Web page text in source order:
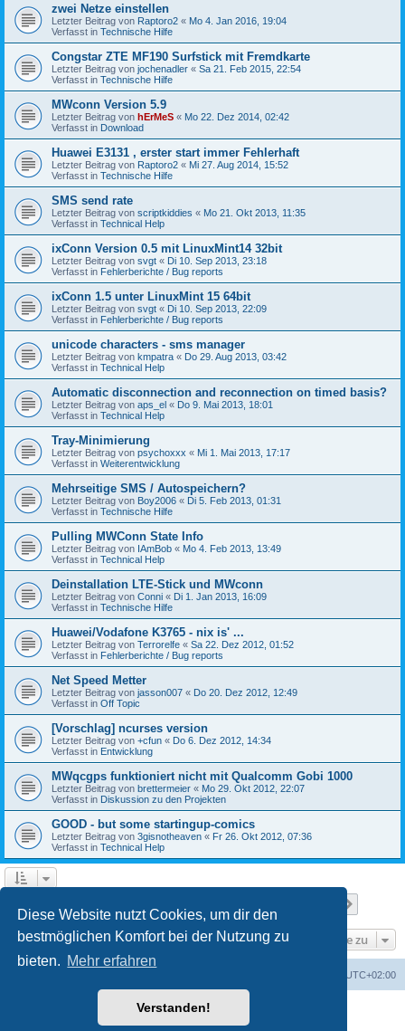
Diese Website nutzt Cookies, um dir den
bestmöglichen Komfort bei der Nutzung zu
bieten. Mehr erfahren
Verstanden!
zwei Netze einstellen
Letzter Beitrag von Raptoro2 « Mo 4. Jan 2016, 19:04
Verfasst in Technische Hilfe
Congstar ZTE MF190 Surfstick mit Fremdkarte
Letzter Beitrag von jochenadler « Sa 21. Feb 2015, 22:54
Verfasst in Technische Hilfe
MWconn Version 5.9
Letzter Beitrag von hErMeS « Mo 22. Dez 2014, 02:42
Verfasst in Download
Huawei E3131 , erster start immer Fehlerhaft
Letzter Beitrag von Raptoro2 « Mi 27. Aug 2014, 15:52
Verfasst in Technische Hilfe
SMS send rate
Letzter Beitrag von scriptkiddies « Mo 21. Okt 2013, 11:35
Verfasst in Technical Help
ixConn Version 0.5 mit LinuxMint14 32bit
Letzter Beitrag von svgt « Di 10. Sep 2013, 23:18
Verfasst in Fehlerberichte / Bug reports
ixConn 1.5 unter LinuxMint 15 64bit
Letzter Beitrag von svgt « Di 10. Sep 2013, 22:09
Verfasst in Fehlerberichte / Bug reports
unicode characters - sms manager
Letzter Beitrag von kmpatra « Do 29. Aug 2013, 03:42
Verfasst in Technical Help
Automatic disconnection and reconnection on timed basis?
Letzter Beitrag von aps_el « Do 9. Mai 2013, 18:01
Verfasst in Technical Help
Tray-Minimierung
Letzter Beitrag von psychoxxx « Mi 1. Mai 2013, 17:17
Verfasst in Weiterentwicklung
Mehrseitige SMS / Autospeichern?
Letzter Beitrag von Boy2006 « Di 5. Feb 2013, 01:31
Verfasst in Technische Hilfe
Pulling MWConn State Info
Letzter Beitrag von IAmBob « Mo 4. Feb 2013, 13:49
Verfasst in Technical Help
Deinstallation LTE-Stick und MWconn
Letzter Beitrag von Conni « Di 1. Jan 2013, 16:09
Verfasst in Technische Hilfe
Huawei/Vodafone K3765 - nix is' ...
Letzter Beitrag von Terrorelfe « Sa 22. Dez 2012, 01:52
Verfasst in Fehlerberichte / Bug reports
Net Speed Metter
Letzter Beitrag von jasson007 « Do 20. Dez 2012, 12:49
Verfasst in Off Topic
[Vorschlag] ncurses version
Letzter Beitrag von +cfun « Do 6. Dez 2012, 14:34
Verfasst in Entwicklung
MWqcgps funktioniert nicht mit Qualcomm Gobi 1000
Letzter Beitrag von brettermeier « Mo 29. Okt 2012, 22:07
Verfasst in Diskussion zu den Projekten
GOOD - but some startingup-comics
Letzter Beitrag von 3gisnotheaven « Fr 26. Okt 2012, 07:36
Verfasst in Technical Help
Gehe zu
UTC+02:00
Powered byphpBB® Forum Software © phpBB Limited
phpBB.de